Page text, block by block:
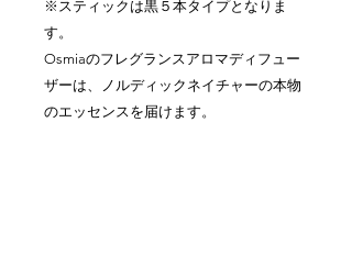
※スティックは黒５本タイプとなりま
す。
Osmiaのフレグランスアロマディフュー
ザーは、ノルディックネイチャーの本物
のエッセンスを届けます。